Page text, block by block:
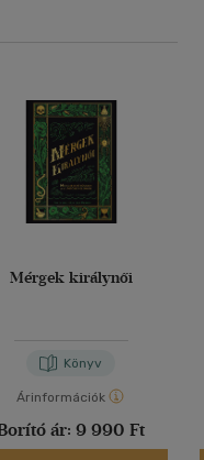
Mérgek királynői
Könyv
Árinformációk
ár: 9 990 Ft